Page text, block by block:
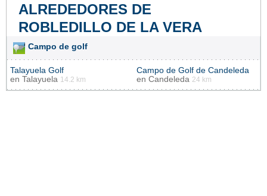
ALREDEDORES DE
ROBLEDILLO DE LA VERA
Campo de golf
Talayuela Golf
en Talayuela 14.2 km
Campo de Golf de Candeleda
en Candeleda 24 km